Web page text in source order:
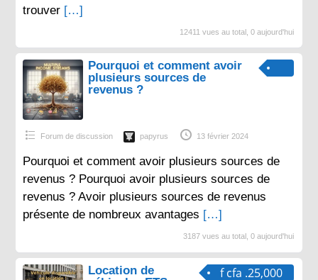
trouver […]
12411 vues au total, 0 aujourd'hui
Pourquoi et comment avoir
plusieurs sources de
revenus ?
Forum de discussion papyrus 13 février 2024
Pourquoi et comment avoir plusieurs sources de
revenus ? Pourquoi avoir plusieurs sources de
revenus ? Avoir plusieurs sources de revenus
présente de nombreux avantages […]
3187 vues au total, 0 aujourd'hui
f cfa .25,000
Location de